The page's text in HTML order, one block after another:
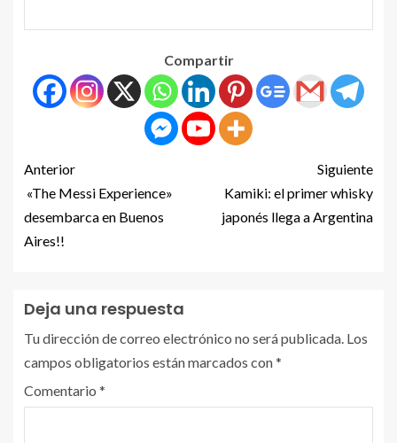
Compartir
Anterior
«The Messi Experience»
desembarca en Buenos
Aires!!
Siguiente
Kamiki: el primer whisky
japonés llega a Argentina
Deja una respuesta
Tu dirección de correo electrónico no será publicada. Los
campos obligatorios están marcados con*
Comentario *